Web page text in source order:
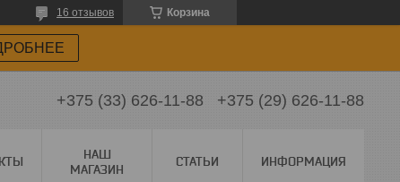
Корзина
16 отзывов
+375 (33) 626-11-88 +375 (29) 626-11-88
НАШ
МАГАЗИН
СТАТЬИ ИНФОРМАЦИЯ